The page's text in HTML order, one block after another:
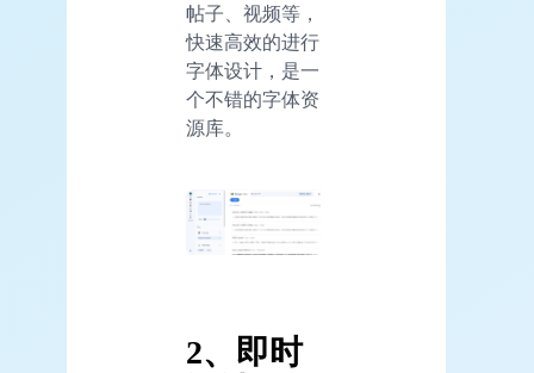
帖子、视频等，
快速高效的进行
字体设计，是一
个不错的字体资
源库。
2、即时